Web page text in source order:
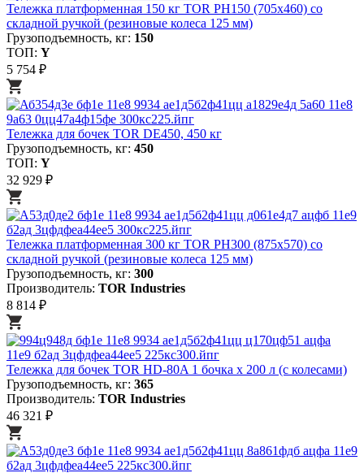
Тележка платформенная 150 кг TOR PH150 (705х460) со
складной ручкой (резиновые колеса 125 мм)
Грузоподъемность, кг: 150
ТОП: Y
5 754 ₽
Тележка для бочек TOR DE450, 450 кг
Грузоподъемность, кг: 450
ТОП: Y
32 929 ₽
Тележка платформенная 300 кг TOR PH300 (875х570) со
складной ручкой (резиновые колеса 125 мм)
Грузоподъемность, кг: 300
Производитель: TOR Industries
8 814 ₽
Тележка для бочек TOR HD-80A 1 бочка х 200 л (с колесами)
Грузоподъемность, кг: 365
Производитель: TOR Industries
46 321 ₽